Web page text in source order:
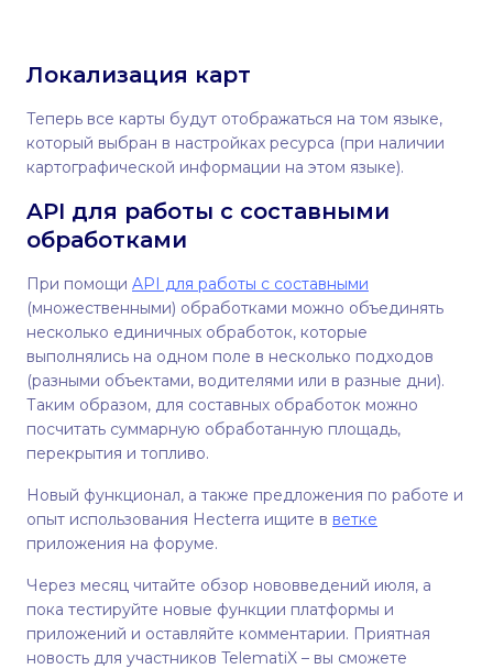
Локализация карт
Теперь все карты будут отображаться на том языке,
который выбран в настройках ресурса (при наличии
картографической информации на этом языке).
API для работы с составными
обработками
При помощи API для работы с составными
(множественными) обработками можно объединять
несколько единичных обработок, которые
выполнялись на одном поле в несколько подходов
(разными объектами, водителями или в разные дни).
Таким образом, для составных обработок можно
посчитать суммарную обработанную площадь,
перекрытия и топливо.
Новый функционал, а также предложения по работе и
опыт использования Hecterra ищите в ветке
приложения на форуме.
Через месяц читайте обзор нововведений июля, а
пока тестируйте новые функции платформы и
приложений и оставляйте комментарии. Приятная
новость для участников TelematiX – вы сможете